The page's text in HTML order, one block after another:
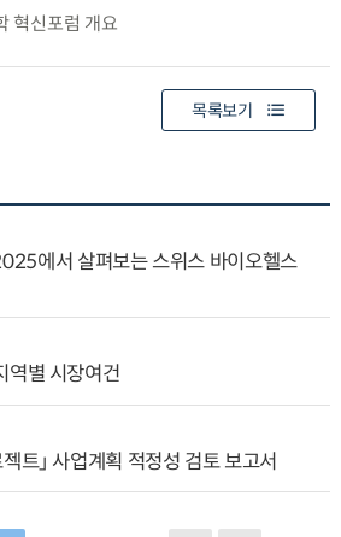
혁신포럼 개요
목록보기
에서 살펴보는 스위스 바이오헬스
역별 시장여건
트」 사업계획 적정성 검토 보고서